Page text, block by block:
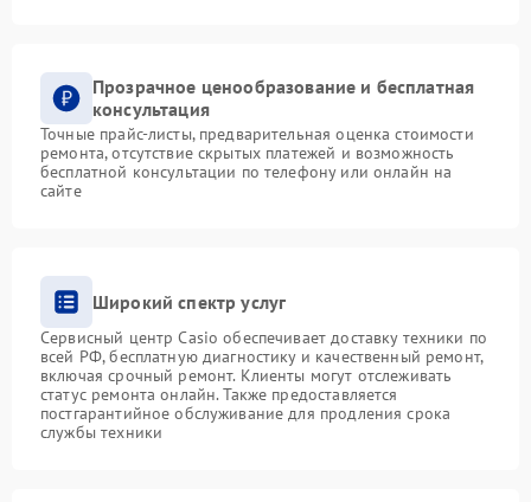
Прозрачное ценообразование и бесплатная
консультация
Точные прайс-листы, предварительная оценка стоимости
ремонта, отсутствие скрытых платежей и возможность
бесплатной консультации по телефону или онлайн на
сайте
Широкий спектр услуг
Сервисный центр Casio обеспечивает доставку техники по
всей РФ, бесплатную диагностику и качественный ремонт,
включая срочный ремонт. Клиенты могут отслеживать
статус ремонта онлайн. Также предоставляется
постгарантийное обслуживание для продления срока
службы техники